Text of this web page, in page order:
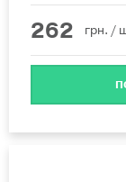
262 грн. /